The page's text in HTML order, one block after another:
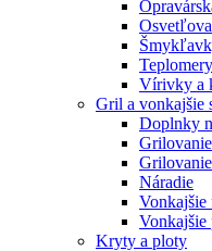
Teplomery
Vírivky a
Gril a vonkajšie
Doplnky
Grilovanie
Náradie
Vonkajšie
Vonkajšie
Kryty a ploty